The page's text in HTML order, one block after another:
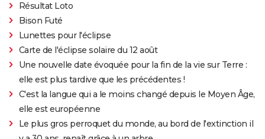
Résultat Loto
Bison Futé
Lunettes pour l'éclipse
Carte de l'éclipse solaire du 12 août
Une nouvelle date évoquée pour la fin de la vie sur Terre :
elle est plus tardive que les précédentes !
C'est la langue qui a le moins changé depuis le Moyen Âge,
elle est européenne
Le plus gros perroquet du monde, au bord de l'extinction il